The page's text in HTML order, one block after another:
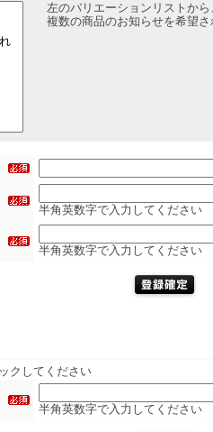
左のバリエーションリストか
複数の商品のお知らせを希望
半角英数字で入力してください
半角英数字で入力してください
クしてください
半角英数字で入力してください